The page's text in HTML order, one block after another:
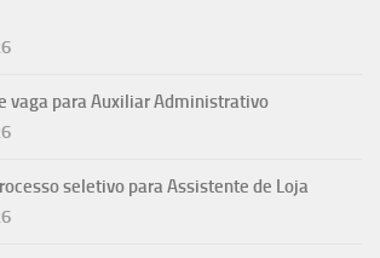
vaga para Auxiliar Administrativo
seletivo para Assistente de Loja